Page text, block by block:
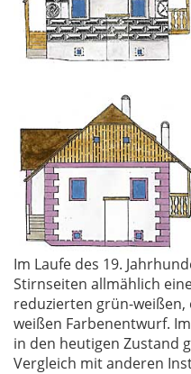
Im Laufe des 19.
Stirnseiten allmählich
reduzierten grün-
weißen Farbenentwurf.
in den heutigen Zustand
Vergleich mit anderen